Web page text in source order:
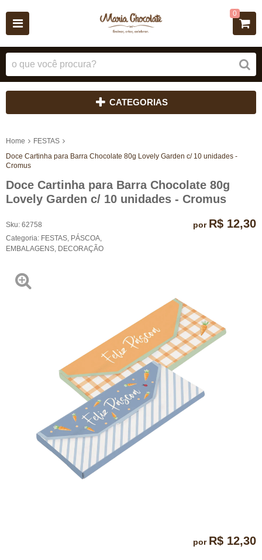
0
CATEGORIAS
Home
FESTAS
Doce Cartinha para Barra Chocolate 80g Lovely Garden c/ 10 unidades -
Cromus
Doce Cartinha para Barra Chocolate 80g
Lovely Garden c/ 10 unidades - Cromus
Sku: 62758
Categoria: FESTAS PÁSCOA
EMBALAGENS DECORAÇÃO
por R$ 12,30
por R$ 12,30